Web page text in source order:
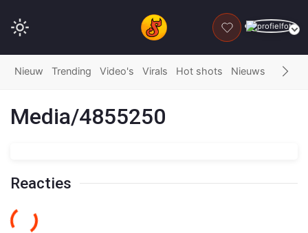
DONEER
Nieuw Trending Video's Virals Hot shots Nieuws Fails
Media/4855250
Reacties